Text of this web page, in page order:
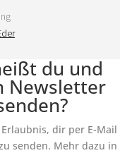
du und
Newsletter
dir per E-Mail
senden. Mehr dazu in